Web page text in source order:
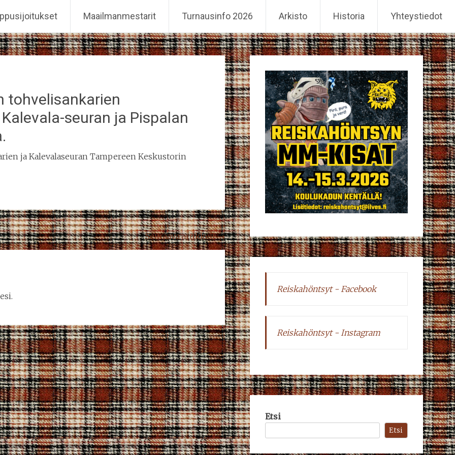
Maailmanmestarit Turnausinfo 2026 Arkisto Historia Yhteystiedot
tohvelisankarien
seuran ja Pispalan
ja Kalevalaseuran Tampereen Keskustorin
Seuraava artikkeli→
Reiskahöntsyt - Facebook
Reiskahöntsyt - Instagram
Etsi
Etsi